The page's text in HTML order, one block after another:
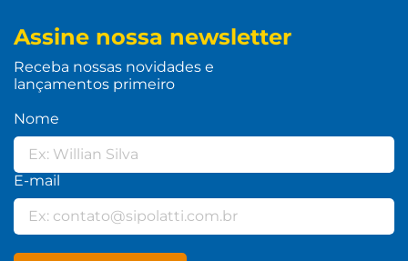
Assine nossa newsletter
Receba nossas novidades e
lançamentos primeiro
Nome
E-mail